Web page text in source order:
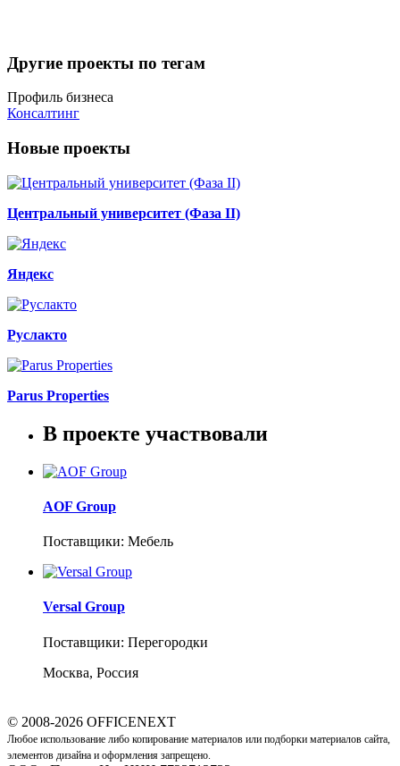
Другие проекты по тегам
Профиль бизнеса
Консалтинг
Новые проекты
Центральный университет (Фаза II)
Яндекс
Руслакто
Parus Properties
В проекте участвовали
AOF Group
Поставщики: Мебель
Versal Group
Поставщики: Перегородки
Москва, Россия
© 2008-2026 OFFICENEXT
Любое использование либо копирование материалов или подборки материалов сайта,
элементов дизайна и оформления запрещено.